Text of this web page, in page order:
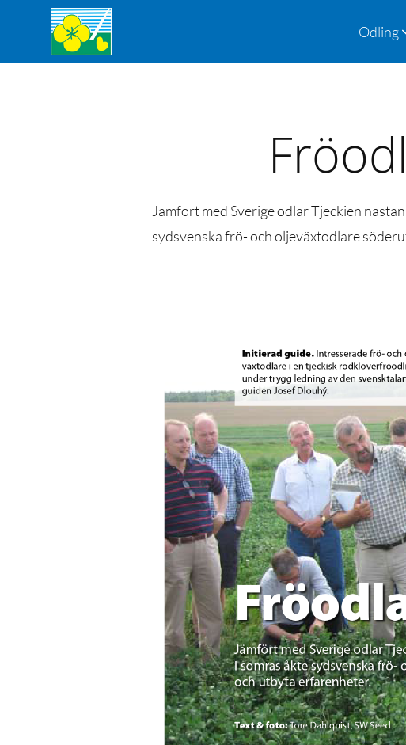
Odling
Jämfört med Sverige odlar Tjeckien
sydsvenska frö- och oljeväxtodlare